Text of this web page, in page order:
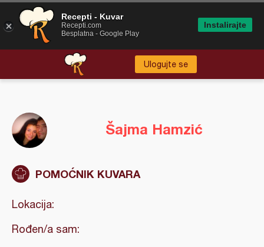
Ulogujte se
Šajma Hamzić
POMOĆNIK KUVARA
Lokacija:
Rođen/a sam:
Recepti - Kuvar
Recepti.com
Besplatna - Google Play
Instalirajte